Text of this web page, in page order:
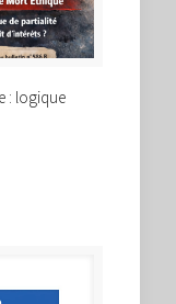
: logique